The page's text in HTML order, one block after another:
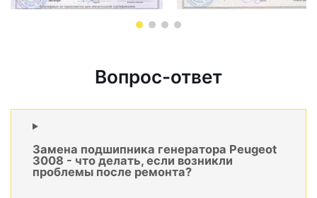
Вопрос-ответ
Замена подшипника генератора Peugeot
3008 - что делать, если возникли
проблемы после ремонта?